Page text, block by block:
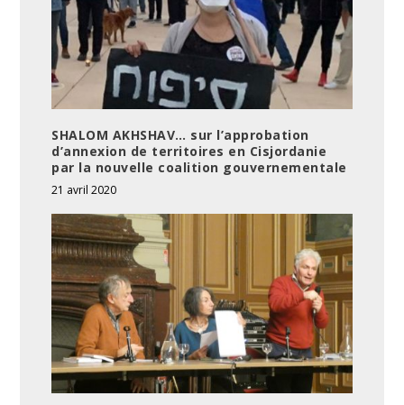
SHALOM AKHSHAV… sur l’approbation
d’annexion de territoires en Cisjordanie
par la nouvelle coalition gouvernementale
21 avril 2020